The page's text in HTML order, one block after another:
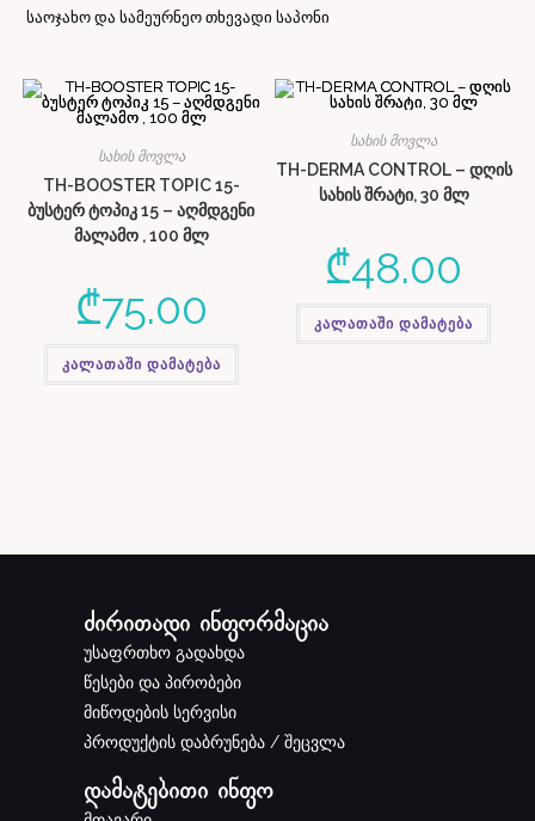
საოჯახო და სამეურნეო თხევადი საპონი
სახის მოვლა
TH-BOOSTER TOPIC 15-
ბუსტერ ტოპიკ 15 – აღმდგენი
მალამო , 100 მლ
₾75.00
კალათაში დამატება
სახის მოვლა
TH-DERMA CONTROL – დღის
სახის შრატი, 30 მლ
₾48.00
კალათაში დამატება
ძირითადი ინფორმაცია
უსაფრთხო გადახდა
წესები და პირობები
მიწოდების სერვისი
პროდუქტის დაბრუნება / შეცვლა
დამატებითი ინფო